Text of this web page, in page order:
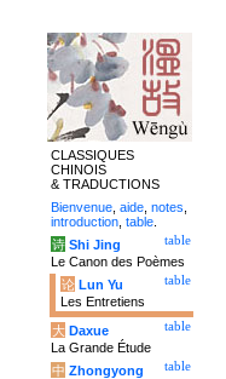
CLASSIQUES
CHINOIS
& TRADUCTIONS
Bienvenue aide notes
introduction table
table
诗 Shi Jing
Le Canon des Poèmes
table
论 Lun Yu
Les Entretiens
table
大 Daxue
La Grande Étude
table
中 Zhongyong